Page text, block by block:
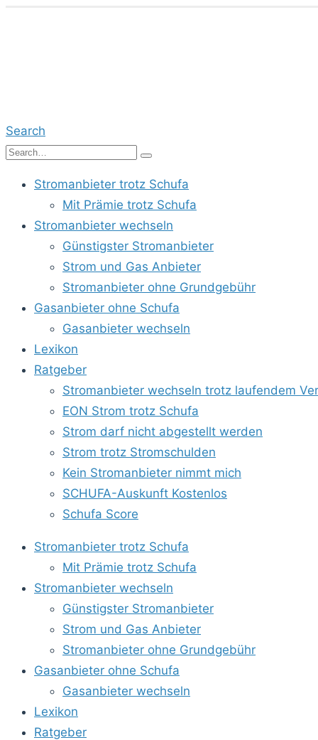
Search
Stromanbieter trotz Schufa
Mit Prämie trotz Schufa
Stromanbieter wechseln
Günstigster Stromanbieter
Strom und Gas Anbieter
Stromanbieter ohne Grundgebühr
Gasanbieter ohne Schufa
Gasanbieter wechseln
Lexikon
Ratgeber
Stromanbieter wechseln trotz laufendem
EON Strom trotz Schufa
Strom darf nicht abgestellt werden
Strom trotz Stromschulden
Kein Stromanbieter nimmt mich
SCHUFA-Auskunft Kostenlos
Schufa Score
Stromanbieter trotz Schufa
Mit Prämie trotz Schufa
Stromanbieter wechseln
Günstigster Stromanbieter
Strom und Gas Anbieter
Stromanbieter ohne Grundgebühr
Gasanbieter ohne Schufa
Gasanbieter wechseln
Lexikon
Ratgeber